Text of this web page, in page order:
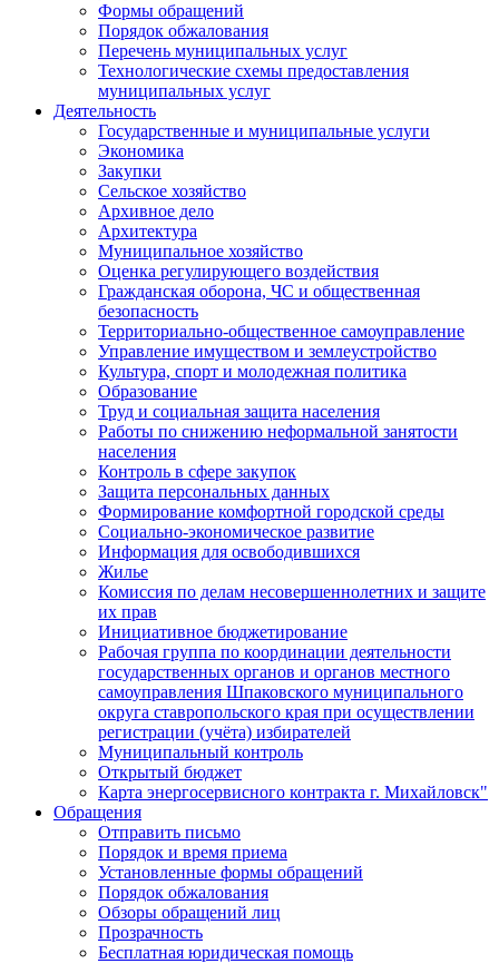
Формы обращений
Порядок обжалования
Перечень муниципальных услуг
Технологические схемы предоставления
муниципальных услуг
Деятельность
Государственные и муниципальные услуги
Экономика
Закупки
Сельское хозяйство
Архивное дело
Архитектура
Муниципальное хозяйство
Оценка регулирующего воздействия
Гражданская оборона, ЧС и общественная
безопасность
Территориально-общественное самоуправление
Управление имуществом и землеустройство
Культура, спорт и молодежная политика
Образование
Труд и социальная защита населения
Работы по снижению неформальной занятости
населения
Контроль в сфере закупок
Защита персональных данных
Формирование комфортной городской среды
Социально-экономическое развитие
Информация для освободившихся
Жилье
Комиссия по делам несовершеннолетних и защите
их прав
Инициативное бюджетирование
Рабочая группа по координации деятельности
государственных органов и органов местного
самоуправления Шпаковского муниципального
округа ставропольского края при осуществлении
регистрации (учёта) избирателей
Муниципальный контроль
Открытый бюджет
Карта энергосервисного контракта г. Михайловск"
Обращения
Отправить письмо
Порядок и время приема
Установленные формы обращений
Порядок обжалования
Обзоры обращений лиц
Прозрачность
Бесплатная юридическая помощь